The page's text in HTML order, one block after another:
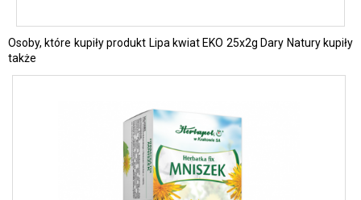
Osoby, które kupiły produkt Lipa kwiat EKO 25x2g Dary Natury kupiły
także